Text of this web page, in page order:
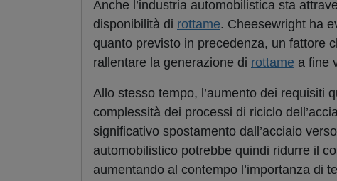
Anche l’industria automobilistica sta
disponibilità di rottame. Cheesewright ha
quanto previsto in precedenza, un fattore
rallentare la generazione di rottame a fine
Allo stesso tempo, l’aumento dei requisiti
complessità dei processi di riciclo
significativo spostamento dall’acciaio
automobilistico potrebbe quindi ridurre il
aumentando al contempo l’importanza di